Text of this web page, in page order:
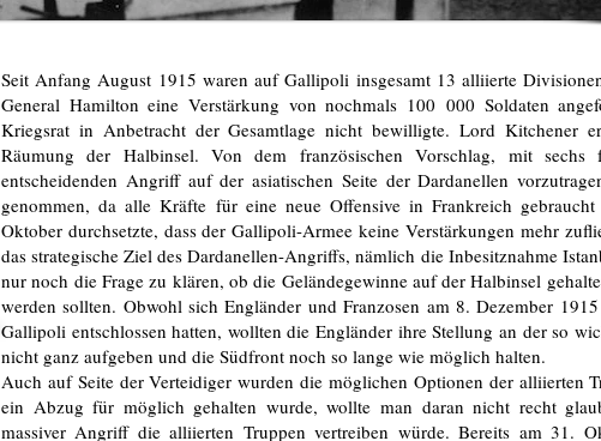
Seit Anfang August 1915 waren auf Gallipoli insgesamt 13 alliierte
General Hamilton eine Verstärkung von nochmals 100 000 Soldaten
Kriegsrat in Anbetracht der Gesamtlage nicht bewilligte. Lord Kitchener
Räumung der Halbinsel. Von dem französischen Vorschlag, mit sechs
entscheidenden Angriff auf der asiatischen Seite der Dardanellen
genommen, da alle Kräfte für eine neue Offensive in Frankreich
Oktober durchsetzte, dass der Gallipoli-Armee keine Verstärkungen mehr
das strategische Ziel des Dardanellen-Angriffs, nämlich die Inbesitznahme
nur noch die Frage zu klären, ob die Geländegewinne auf der Halbinsel
werden sollten. Obwohl sich Engländer und Franzosen am 8. Dezember
Gallipoli entschlossen hatten, wollten die Engländer ihre Stellung an der so
nicht ganz aufgeben und die Südfront noch so lange wie möglich halten.
Auch auf Seite der Verteidiger wurden die möglichen Optionen der alliierten
ein Abzug für möglich gehalten wurde, wollte man daran nicht recht
massiver Angriff die alliierten Truppen vertreiben würde. Bereits am 31.